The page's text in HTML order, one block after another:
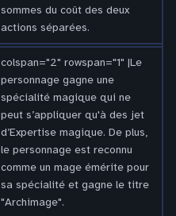
sommes du coût des deux
actions séparées.
colspan="2" rowspan="1" |Le
personnage gagne une
spécialité magique qui ne
peut s’appliquer qu'à des jet
d’Expertise magique. De plus,
le personnage est reconnu
comme un mage émérite pour
sa spécialité et gagne le titre
"Archimage".